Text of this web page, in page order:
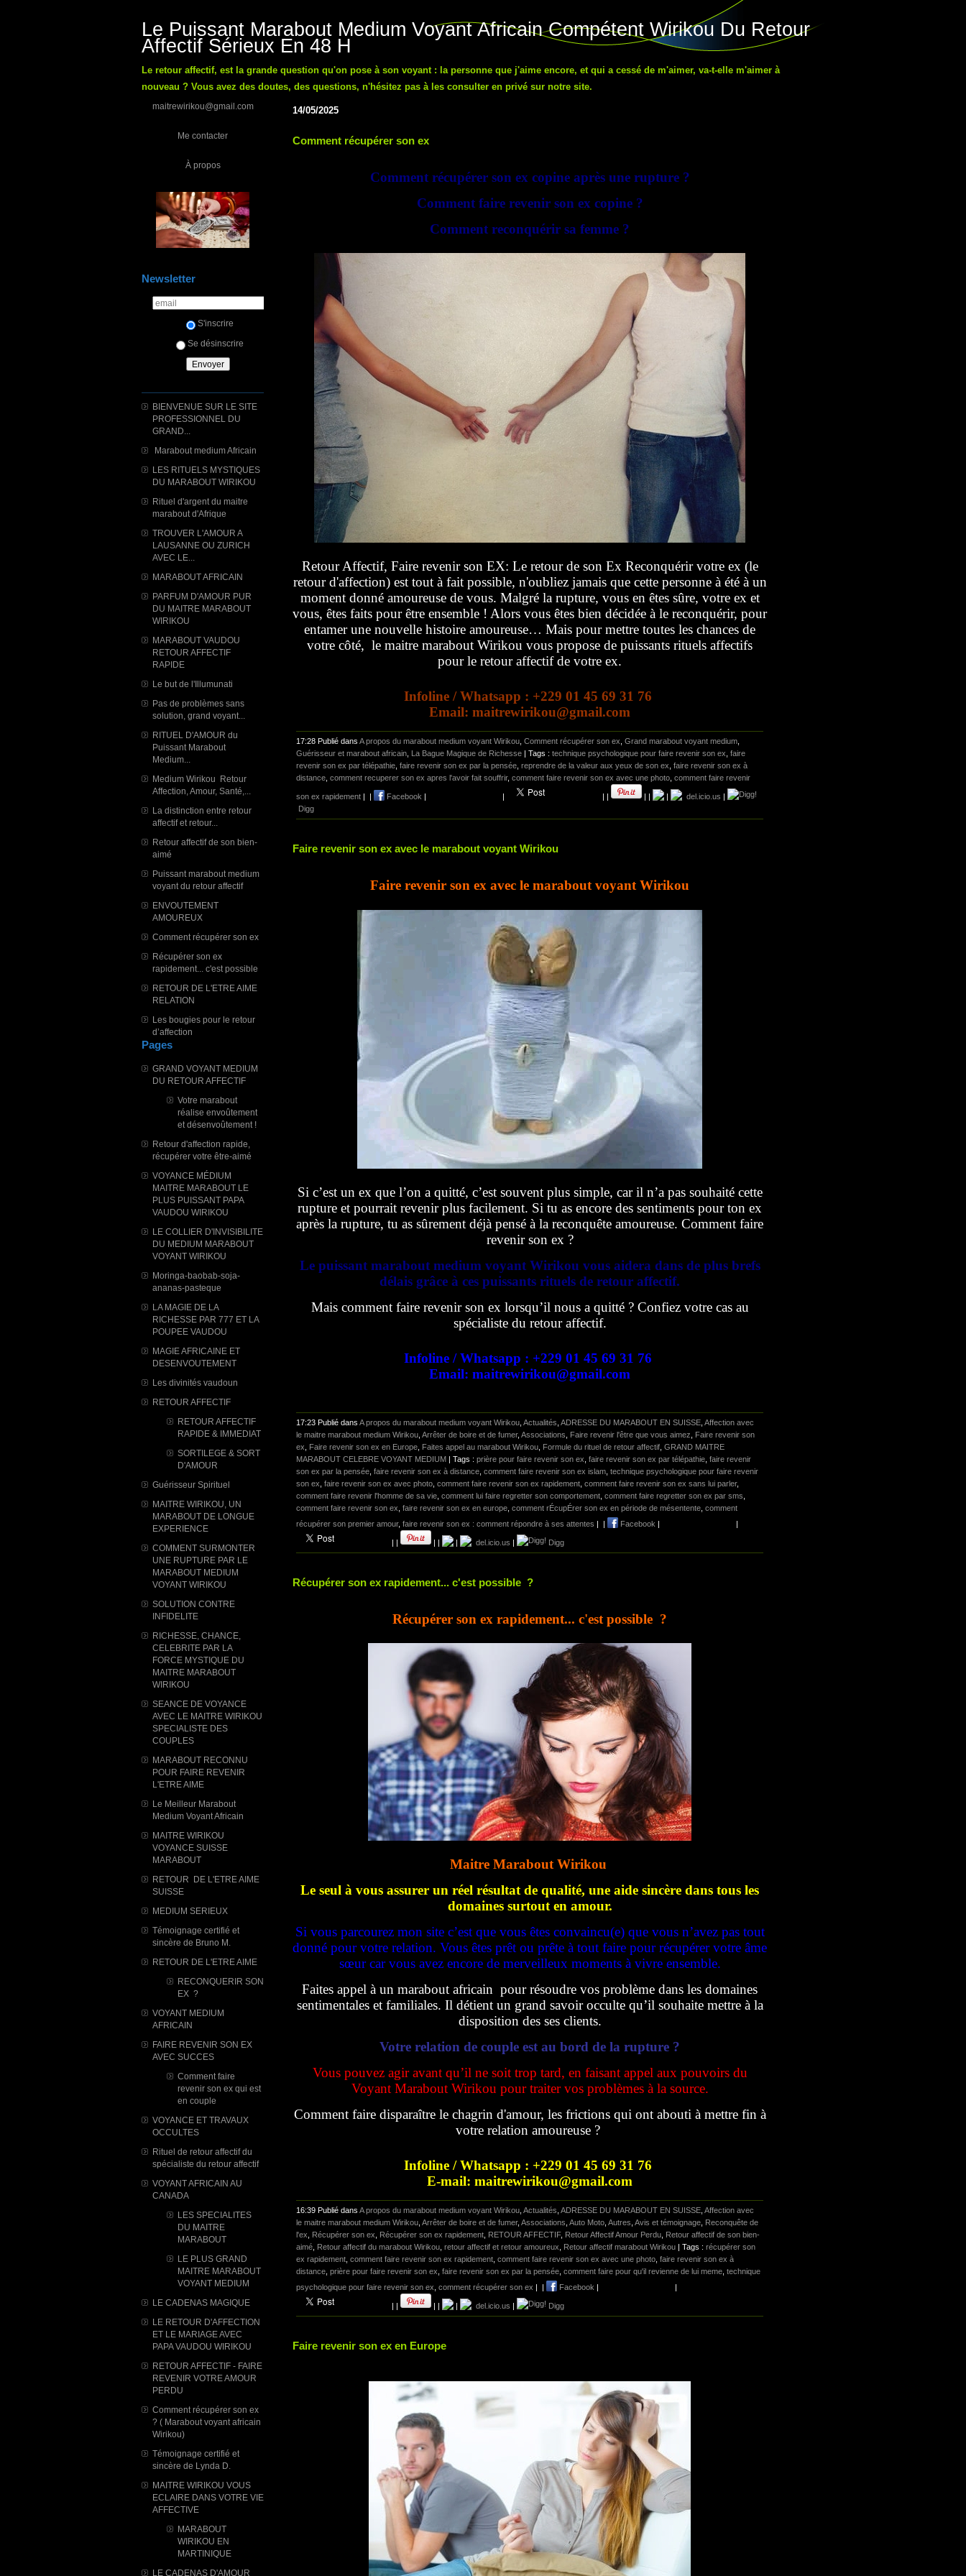
Le Puissant Marabout Medium Voyant Africain Compétent Wirikou Du Retour
Affectif Sérieux En 48 H
Le retour affectif, est la grande question qu'on pose à son voyant : la personne que j'aime encore, et qui a cessé de m'aimer, va-t-elle m'aimer à
nouveau ? Vous avez des doutes, des questions, n'hésitez pas à les consulter en privé sur notre site.
maitrewirikou@gmail.com
Me contacter
À propos
Newsletter
S'inscrire
Se désinscrire
BIENVENUE SUR LE SITE
PROFESSIONNEL DU
GRAND...
Marabout medium Africain
LES RITUELS MYSTIQUES
DU MARABOUT WIRIKOU
Rituel d'argent du maitre
marabout d'Afrique
TROUVER L'AMOUR A
LAUSANNE OU ZURICH
AVEC LE...
MARABOUT AFRICAIN
PARFUM D'AMOUR PUR
DU MAITRE MARABOUT
WIRIKOU
MARABOUT VAUDOU
RETOUR AFFECTIF
RAPIDE
Le but de l'Illumunati
Pas de problèmes sans
solution, grand voyant...
RITUEL D'AMOUR du
Puissant Marabout
Medium...
Medium Wirikou Retour
Affection, Amour, Santé,...
La distinction entre retour
affectif et retour...
Retour affectif de son bien-
aimé
Puissant marabout medium
voyant du retour affectif
ENVOUTEMENT
AMOUREUX
Comment récupérer son ex
Récupérer son ex
rapidement... c'est possible
RETOUR DE L'ETRE AIME
RELATION
Les bougies pour le retour
d’affection
Pages
GRAND VOYANT MEDIUM
DU RETOUR AFFECTIF
Votre marabout
réalise envoûtement
et désenvoûtement !
Retour d'affection rapide,
récupérer votre être-aimé
VOYANCE MÉDIUM
MAITRE MARABOUT LE
PLUS PUISSANT PAPA
VAUDOU WIRIKOU
LE COLLIER D'INVISIBILITE
DU MEDIUM MARABOUT
VOYANT WIRIKOU
Moringa-baobab-soja-
ananas-pasteque
LA MAGIE DE LA
RICHESSE PAR 777 ET LA
POUPEE VAUDOU
MAGIE AFRICAINE ET
DESENVOUTEMENT
Les divinités vaudoun
RETOUR AFFECTIF
RETOUR AFFECTIF
RAPIDE & IMMEDIAT
SORTILEGE & SORT
D'AMOUR
Guérisseur Spirituel
MAITRE WIRIKOU, UN
MARABOUT DE LONGUE
EXPERIENCE
COMMENT SURMONTER
UNE RUPTURE PAR LE
MARABOUT MEDIUM
VOYANT WIRIKOU
SOLUTION CONTRE
INFIDELITE
RICHESSE, CHANCE,
CELEBRITE PAR LA
FORCE MYSTIQUE DU
MAITRE MARABOUT
WIRIKOU
SEANCE DE VOYANCE
AVEC LE MAITRE WIRIKOU
SPECIALISTE DES
COUPLES
MARABOUT RECONNU
POUR FAIRE REVENIR
L'ETRE AIME
Le Meilleur Marabout
Medium Voyant Africain
MAITRE WIRIKOU
VOYANCE SUISSE
MARABOUT
RETOUR DE L'ETRE AIME
SUISSE
MEDIUM SERIEUX
Témoignage certifié et
sincère de Bruno M.
RETOUR DE L'ETRE AIME
RECONQUERIR SON
EX ?
VOYANT MEDIUM
AFRICAIN
FAIRE REVENIR SON EX
AVEC SUCCES
Comment faire
revenir son ex qui est
en couple
VOYANCE ET TRAVAUX
OCCULTES
Rituel de retour affectif du
spécialiste du retour affectif
VOYANT AFRICAIN AU
CANADA
LES SPECIALITES
DU MAITRE
MARABOUT
LE PLUS GRAND
MAITRE MARABOUT
VOYANT MEDIUM
LE CADENAS MAGIQUE
LE RETOUR D'AFFECTION
ET LE MARIAGE AVEC
PAPA VAUDOU WIRIKOU
RETOUR AFFECTIF - FAIRE
REVENIR VOTRE AMOUR
PERDU
Comment récupérer son ex
? ( Marabout voyant africain
Wirikou)
Témoignage certifié et
sincère de Lynda D.
MAITRE WIRIKOU VOUS
ECLAIRE DANS VOTRE VIE
AFFECTIVE
MARABOUT
WIRIKOU ​EN
MARTINIQUE
LE CADENAS D'AMOUR
14/05/2025
Comment récupérer son ex
Comment récupérer son ex copine après une rupture ?
Comment faire revenir son ex copine ?
Comment reconquérir sa femme ?
Retour Affectif, Faire revenir son EX: Le retour de son Ex Reconquérir votre ex (le
retour d'affection) est tout à fait possible, n'oubliez jamais que cette personne à été à un
moment donné amoureuse de vous. Malgré la rupture, vous en êtes sûre, votre ex et
vous, êtes faits pour être ensemble ! Alors vous êtes bien décidée à le reconquérir, pour
entamer une nouvelle histoire amoureuse… Mais pour mettre toutes les chances de
votre côté, le maitre marabout Wirikou vous propose de puissants rituels affectifs
pour le retour affectif de votre ex.
Infoline / Whatsapp : +229 01 45 69 31 76
Email: maitrewirikou@gmail.com
17:28 Publié dans A propos du marabout medium voyant Wirikou, Comment récupérer son ex, Grand marabout voyant medium,
Guérisseur et marabout africain, La Bague Magique de Richesse | Tags : technique psychologique pour faire revenir son ex, faire
revenir son ex par télépathie, faire revenir son ex par la pensée, reprendre de la valeur aux yeux de son ex, faire revenir son ex à
distance, comment recuperer son ex apres l'avoir fait souffrir, comment faire revenir son ex avec une photo, comment faire revenir
son ex rapidement Facebook del.icio.us
Digg
Faire revenir son ex avec le marabout voyant Wirikou
Faire revenir son ex avec le marabout voyant Wirikou
Si c’est un ex que l’on a quitté, c’est souvent plus simple, car il n’a pas souhaité cette
rupture et pourrait revenir plus facilement. Si tu as encore des sentiments pour ton ex
après la rupture, tu as sûrement déjà pensé à la reconquête amoureuse. Comment faire
revenir son ex ?
Le puissant marabout medium voyant Wirikou vous aidera dans de plus brefs
délais grâce à ces puissants rituels de retour affectif.
Mais comment faire revenir son ex lorsqu’il nous a quitté ? Confiez votre cas au
spécialiste du retour affectif.
Infoline / Whatsapp : +229 01 45 69 31 76
Email: maitrewirikou@gmail.com
17:23 Publié dans A propos du marabout medium voyant Wirikou Actualités ADRESSE DU MARABOUT EN SUISSE Affection avec
le maitre marabout medium Wirikou Arrêter de boire et de fumer, Associations Faire revenir l'être que vous aimez
Faire revenir son
ex
Faire revenir son ex en Europe Faites appel au marabout Wirikou Formule du rituel de retour affectif GRAND MAITRE
MARABOUT CELEBRE VOYANT MEDIUM | Tags : prière pour faire revenir son ex faire revenir son ex par télépathie faire revenir
son ex par la pensée faire revenir son ex à distance comment faire revenir son ex islam technique psychologique pour faire revenir
son ex faire revenir son ex avec photo comment faire revenir son ex rapidement comment faire revenir son ex sans lui parler,
comment faire revenir l'homme de sa vie comment lui faire regretter son comportement comment faire regretter son ex par sms
comment faire revenir son ex faire revenir son ex en europe comment rÉcupÉrer son ex en période de mésentente comment
récupérer son premier amour, faire revenir son ex : comment répondre à ses attentes | | Facebook | |
| | | | | del.icio.us | Digg
Récupérer son ex rapidement... c'est possible ?
Récupérer son ex rapidement... c'est possible ?
Maitre Marabout Wirikou
Le seul à vous assurer un réel résultat de qualité, une aide sincère dans tous les
domaines surtout en amour.
Si vous parcourez mon site c’est que vous êtes convaincu(e) que vous n’avez pas tout
donné pour votre relation. Vous êtes prêt ou prête à tout faire pour récupérer votre âme
sœur car vous avez encore de merveilleux moments à vivre ensemble.
Faites appel à un marabout africain pour résoudre vos problème dans les domaines
sentimentales et familiales. Il détient un grand savoir occulte qu’il souhaite mettre à la
disposition des ses clients.
Votre relation de couple est au bord de la rupture ?
Vous pouvez agir avant qu’il ne soit trop tard, en faisant appel aux pouvoirs du
Voyant Marabout Wirikou pour traiter vos problèmes à la source.
​Comment faire disparaître le chagrin d'amour, les frictions qui ont abouti à mettre fin à
votre relation amoureuse ?
Infoline / Whatsapp : +229 01 45 69 31 76
E-mail: maitrewirikou@gmail.com
16:39 Publié dans A propos du marabout medium voyant Wirikou Actualités ADRESSE DU MARABOUT EN SUISSE Affection avec
le maitre marabout medium Wirikou Arrêter de boire et de fumer, Associations Auto Moto Autres Avis et témoignage
Reconquête de
l'ex
Récupérer son ex Récupérer son ex rapidement RETOUR AFFECTIF, Retour Affectif Amour Perdu
Retour affectif de son bien-
aimé
Retour affectif du marabout Wirikou retour affectif et retour amoureux Retour affectif marabout Wirikou | Tags : récupérer son
ex rapidement comment faire revenir son ex rapidement comment faire revenir son ex avec une photo faire revenir son ex à
distance prière pour faire revenir son ex faire revenir son ex par la pensée comment faire pour qu'il revienne de lui meme technique
psychologique pour faire revenir son ex comment récupérer son ex Facebook
del.icio.us Digg
Faire revenir son ex en Europe